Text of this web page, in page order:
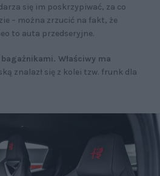
się im poskrzypiwać, za co
– można zrzucić na fakt, że
to auta przedseryjne.
Właściwy ma
znalazł się z kolei tzw. frunk dla